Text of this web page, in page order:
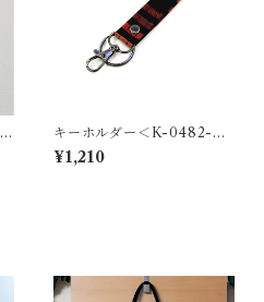
キーホルダー＜K-0482-Y
＞
¥1,210